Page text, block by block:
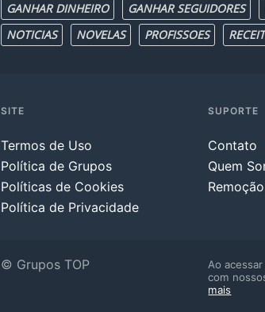
GANHAR DINHEIRO
GANHAR SEGUIDORES
NOTICIAS
NOVELAS PROFISSOES
SITE
Termos de Uso
Política de Grupos
Políticas de Cookies
Política de Privacidade
SUPORTE
Contato
Quem
© Grupos TOP
Ao
com
mais